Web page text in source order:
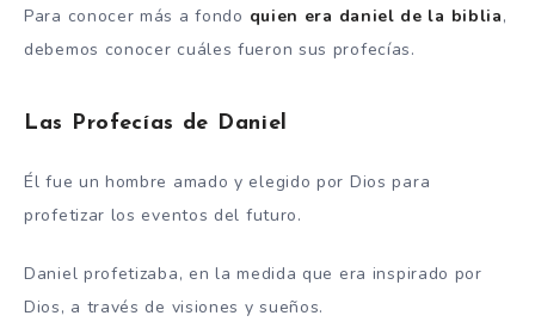
Para conocer más a fondo quien era daniel de la biblia,
debemos conocer cuáles fueron sus profecías.
Las Profecías de Daniel
Él fue un hombre amado y elegido por Dios para
profetizar los eventos del futuro.
Daniel profetizaba, en la medida que era inspirado por
Dios, a través de visiones y sueños.